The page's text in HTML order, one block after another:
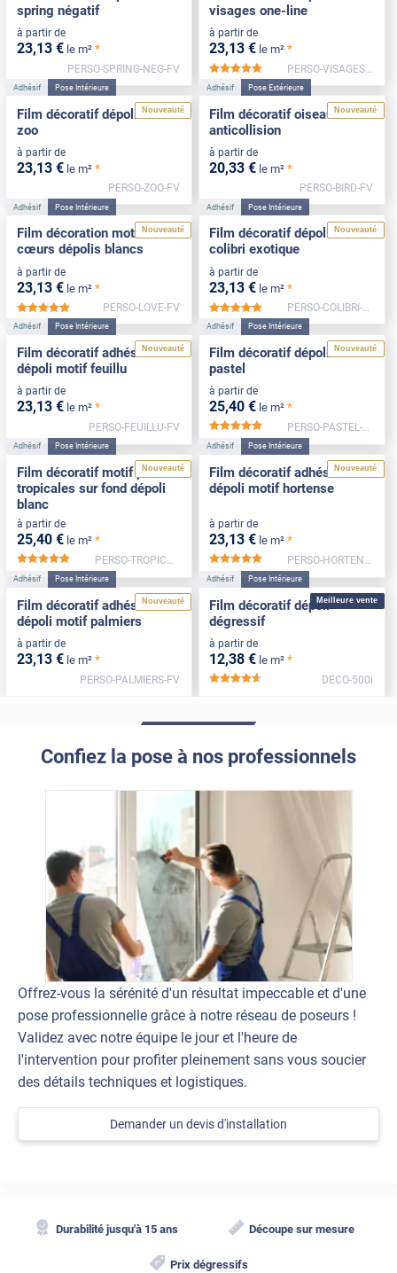
spring négatif
à partir de
23,13 € le m² *
PERSO-SPRING-NEG-FV
visages one-line
à partir de
23,13 € le m² *
*****
Nouveauté
Adhésif Pose Intérieure
Film décoratif dépoli motif
zoo
à partir de
23,13 € le m² *
PERSO-ZOO-FV
Nouveauté
Adhésif Pose Extérieure
Film décoratif oiseaux
anticollision
à partir de
20,33 € le m² *
PERSO-BIRD-FV
Nouveauté
Adhésif Pose Intérieure
Film décoration motif
cœurs dépolis blancs
à partir de
23,13 € le m² *
*****
PERSO-LOVE-FV
Nouveauté
Adhésif Pose Intérieure
Film décoratif dépoli motif
colibri exotique
à partir de
23,13 € le m² *
*****
PERSO-COLIBRI-FV
Nouveauté
Adhésif Pose Intérieure
Film décoratif adhésif
dépoli motif feuillu
à partir de
23,13 € le m² *
PERSO-FEUILLU-FV
Nouveauté
Adhésif Pose Intérieure
Film décoratif dépoli motif
pastel
à partir de
25,40 € le m² *
*****
PERSO-PASTEL-FV
Nouveauté
Adhésif Pose Intérieure
Film décoratif motif plantes
tropicales sur fond dépoli
blanc
à partir de
25,40 € le m² *
*****
PERSO-TROPICALES-FV
Nouveauté
Adhésif Pose Intérieure
Film décoratif adhésif
dépoli motif hortense
à partir de
23,13 € le m² *
*****
PERSO-HORTENSE-FV
Nouveauté
Adhésif Pose Intérieure
Film décoratif adhésif
dépoli motif palmiers
à partir de
23,13 € le m² *
PERSO-PALMIERS-FV
Meilleure vente
Adhésif Pose Intérieure
Film décoratif dépoli
dégressif
à partir de
12,38 € le m² *
*****
DECO-500i
Confiez la pose à nos professionnels
Offrez-vous la sérénité d'un résultat impeccable et d'une
pose professionnelle grâce à notre réseau de poseurs !
Validez avec notre équipe le jour et l'heure de
l'intervention pour profiter pleinement sans vous soucier
des détails techniques et logistiques.
Demander un devis d'installation
Durabilité jusqu'à 15 ans Découpe sur mesure
Prix dégressifs